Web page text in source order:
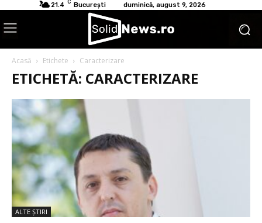
21.4 C București duminică, august 9, 2026
Acasă Etichete Caracterizare
ETICHETĂ: CARACTERIZARE
ALTE ŞTIRI